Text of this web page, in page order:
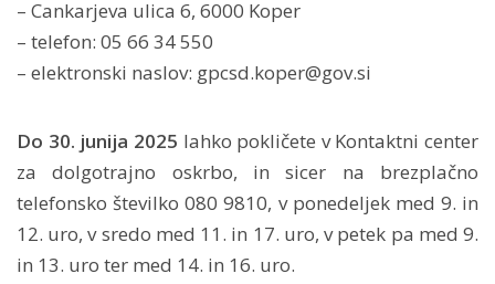
– Cankarjeva ulica 6, 6000 Koper
– telefon: 05 66 34 550
– elektronski naslov: gpcsd.koper@gov.si
Do 30. junija 2025 lahko pokličete v Kontaktni center
za dolgotrajno oskrbo, in sicer na brezplačno
telefonsko številko 080 9810, v ponedeljek med 9. in
12. uro, v sredo med 11. in 17. uro, v petek pa med 9.
in 13. uro ter med 14. in 16. uro.